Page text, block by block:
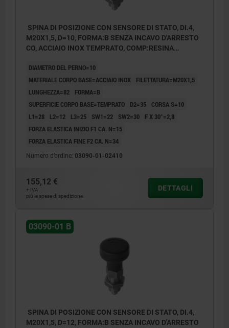
SPINA DI POSIZIONE CON SENSORE DI STATO, DI.4,
M20X1,5, D=10, FORMA:B SENZA INCAVO D'ARRESTO
CO, ACCIAIO INOX TEMPRATO, COMP:RESINA
UN3091 CLASSE MERCI PERICOL.9
DIAMETRO DEL PERNO=10
MATERIALE CORPO BASE=ACCIAIO INOX
FILETTATURA=M20X1,5
LUNGHEZZA=82
FORMA=B
SUPERFICIE CORPO BASE=TEMPRATO
D2=35
CORSA S=10
L1=28
L2=12 L3=25 SW1=22 SW2=30
F X 30°=2,8
FORZA ELASTICA INIZIO F1 CA. N=15
FORZA ELASTICA FINE F2 CA. N=34
Numero d’ordine: 03090-01-02410
155,12 €
+ IVA
più le spese di spedizione
DETTAGLI
03090-01 B
SPINA DI POSIZIONE CON SENSORE DI STATO, DI.4,
M20X1,5, D=12, FORMA:B SENZA INCAVO D'ARRESTO